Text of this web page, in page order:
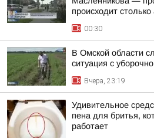
происходит
00:30
В Омской области
ситуация с
Вчера, 23:19
Удивительное
пена для бритья,
работает